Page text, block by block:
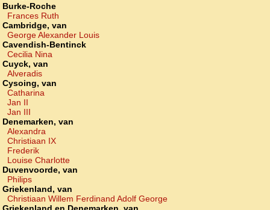
Burke-Roche
Frances Ruth
Cambridge, van
George Alexander Louis
Cavendish-Bentinck
Cecilia Nina
Cuyck, van
Alveradis
Cysoing, van
Catharina
Jan II
Jan III
Denemarken, van
Alexandra
Christiaan IX
Frederik
Louise Charlotte
Duvenvoorde, van
Philips
Griekenland, van
Christiaan Willem Ferdinand Adolf George